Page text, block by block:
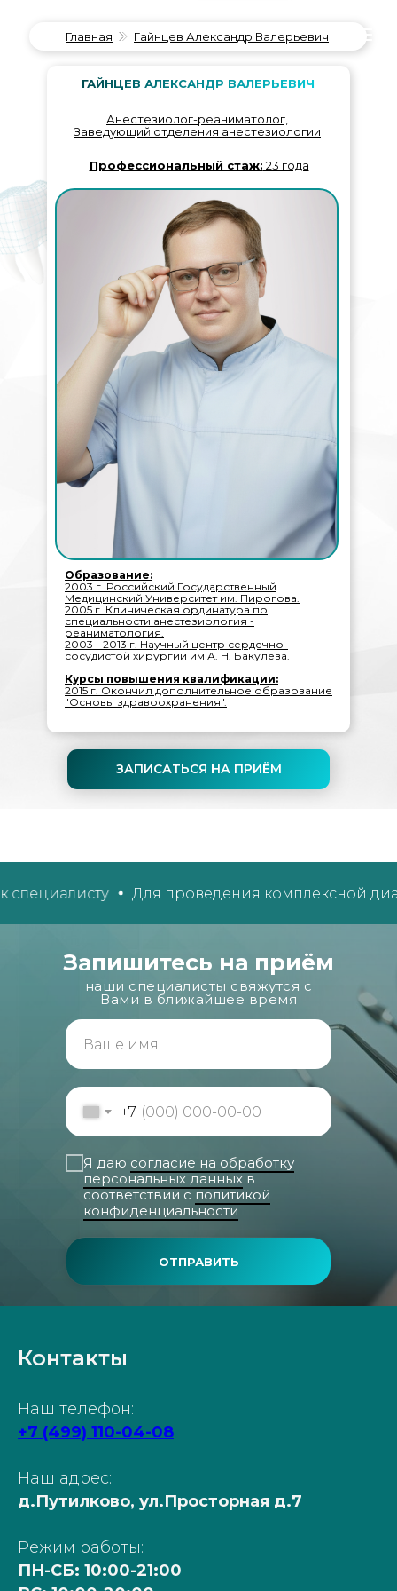
Главная Гайнцев Александр Валерьевич
ГАЙНЦЕВ АЛЕКСАНДР ВАЛЕРЬЕВИЧ
Профессиональный стаж: 23 года
Анестезиолог-реаниматолог,
Заведующий отделения анестезиологии
ЗАПИСАТЬСЯ НА ПРИËМ
Образование:
2003 г. Российский Государственный
Медицинский Университет им. Пирогова.
2005 г. Клиническая ординатура по
специальности анестезиология -
реаниматология.
2003 - 2013 г. Научный центр сердечно-
сосудистой хирургии им А. Н. Бакулева.
Курсы повышения квалификации:
2015 г. Окончил дополнительное образование
"Основы здравоохранения".
Для проведения комплексной
Запишитесь на приём
наши специалисты свяжутся с
Вами в ближайшее время
+7
Я даю согласие на обработку
персональных данныхв
соответствии сполитикой
конфиденциальности
ОТПРАВИТЬ
Контакты
Наш телефон:
+7 (499) 110-04-08
Наш адрес:
д.Путилково, ул.Просторная д.7
Режим работы:
ПН-СБ: 10:00-21:00